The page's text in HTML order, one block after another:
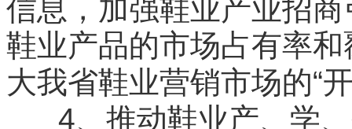
信息，加强鞋业产业招
鞋业产品的市场占有率
大我省鞋业营销市场的“
4、推动鞋业产、学